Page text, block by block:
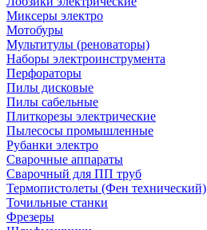
Миксеры электро
Мотобуры
Мультитулы (реноваторы)
Наборы электроинструмента
Перфораторы
Пилы дисковые
Пилы сабельные
Плиткорезы электрические
Пылесосы промышленные
Рубанки электро
Сварочные аппараты
Сварочный для ПП труб
Термопистолеты (Фен технический)
Точильные станки
Фрезеры